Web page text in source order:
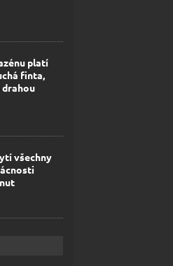
platí
finta,
drahou
všechny